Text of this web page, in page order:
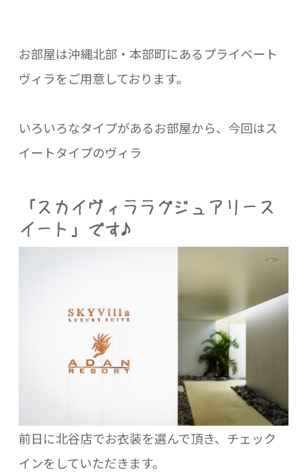
お部屋は沖縄北部・本部町にあるプライベート
ヴィラをご用意しております。
いろいろなタイプがあるお部屋から、今回はス
イートタイプのヴィラ
「スカイヴィララグジュアリース
イート」です♪
前日に北谷店でお衣装を選んで頂き、チェック
インをしていただきます。